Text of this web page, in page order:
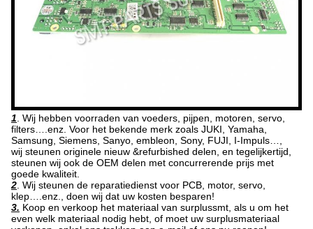
1. Wij hebben voorraden van voeders, pijpen, motoren, servo,
filters….enz. Voor het bekende merk zoals JUKI, Yamaha,
Samsung, Siemens, Sanyo, embleon, Sony, FUJI, I-Impuls…,
wij steunen originele nieuw &refurbished delen, en tegelijkertijd,
steunen wij ook de OEM delen met concurrerende prijs met
goede kwaliteit.
2. Wij steunen de reparatiedienst voor PCB, motor, servo,
klep….enz., doen wij dat uw kosten besparen!
3. Koop en verkoop het materiaal van surplussmt, als u om het
even welk materiaal nodig hebt, of moet uw surplusmateriaal